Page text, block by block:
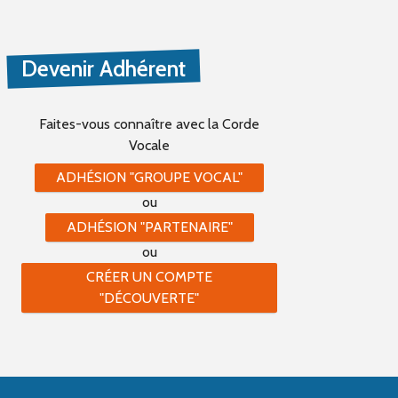
Devenir Adhérent
Faites-vous connaître avec la Corde
Vocale
ADHÉSION "GROUPE VOCAL"
ou
ADHÉSION "PARTENAIRE"
ou
CRÉER UN COMPTE
"DÉCOUVERTE"